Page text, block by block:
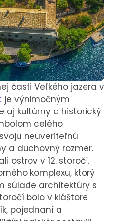
časti Veľkého jazera v
je výnimočným
aj kultúrny a historický
celého
neuveriteľnú
a duchovný rozmer.
ostrov v 12. storočí.
komplexu, ktorý
súlade architektúry s
bolo v kláštore
pojednaní a